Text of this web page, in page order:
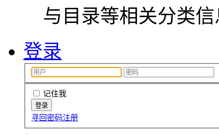
与目录等相关分类
登录
记住我
寻回密码注册